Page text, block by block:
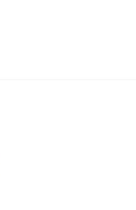
07096 aantal